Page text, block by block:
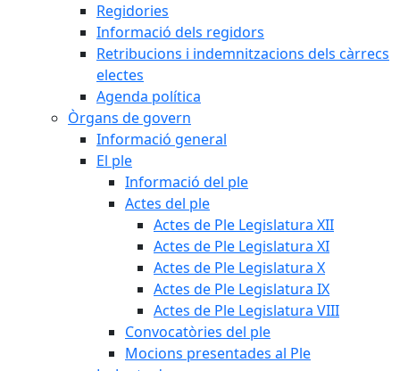
Regidories
Informació dels regidors
Retribucions i indemnitzacions dels càrrecs
electes
Agenda política
Òrgans de govern
Informació general
El ple
Informació del ple
Actes del ple
Actes de Ple Legislatura XII
Actes de Ple Legislatura XI
Actes de Ple Legislatura X
Actes de Ple Legislatura IX
Actes de Ple Legislatura VIII
Convocatòries del ple
Mocions presentades al Ple